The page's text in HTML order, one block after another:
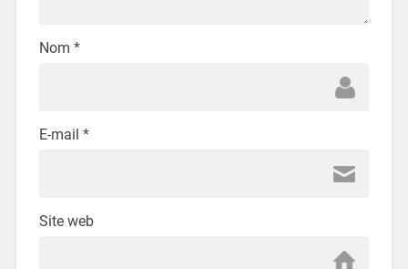
Nom *
E-mail *
Site web